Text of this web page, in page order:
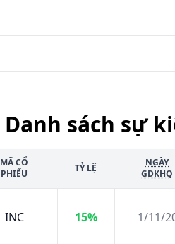
Danh sách sự
MÃ CỔ
PHIẾU
TỶ LỆ
NGÀY
GDKHQ
INC 15% 1/11/